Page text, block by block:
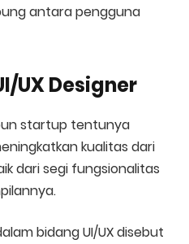
antara pengguna
UX Designer
startup tentunya
kualitas dari
dari segi fungsionalitas
bidang UI/UX disebut